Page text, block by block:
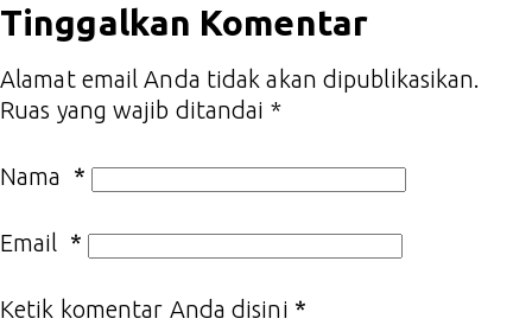
Tinggalkan Komentar
Alamat email Anda tidak akan dipublikasikan.
Ruas yang wajib ditandai *
Nama *
Email *
Ketik komentar Anda disini *